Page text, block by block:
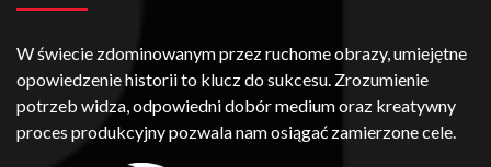
W świecie zdominowanym przez ruchome obrazy, umiejętne
opowiedzenie historii to klucz do sukcesu. Zrozumienie
potrzeb widza, odpowiedni dobór medium oraz kreatywny
proces produkcyjny pozwala nam osiągać zamierzone cele.